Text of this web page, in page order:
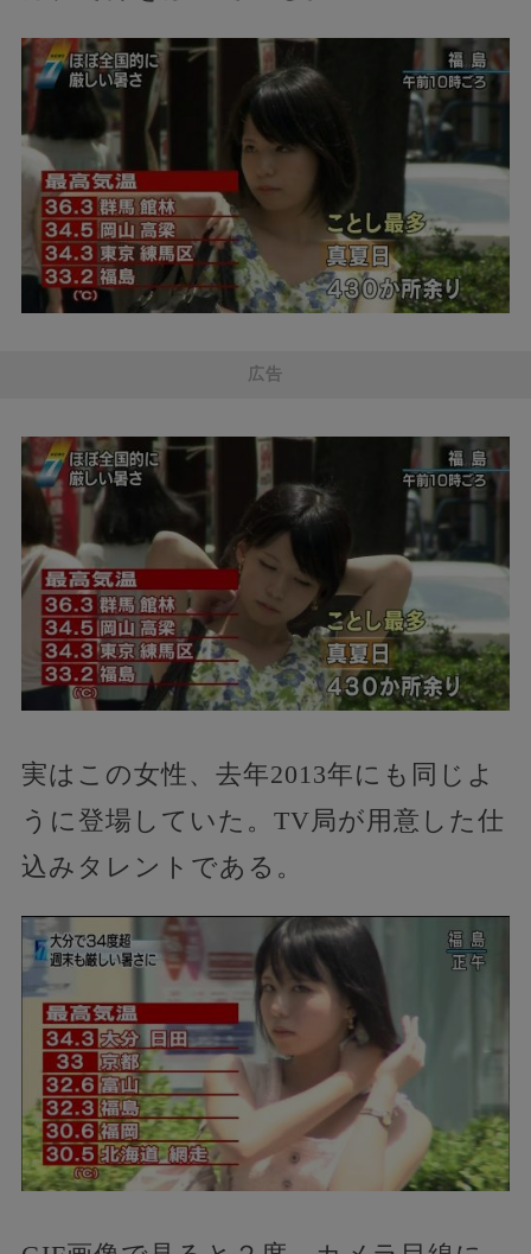
広告
実はこの女性、去年2013年にも同じよ
うに登場していた。TV局が用意した仕
込みタレントである。